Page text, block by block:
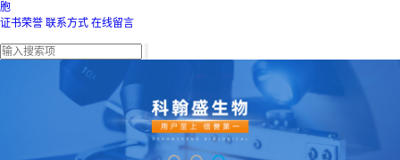
胞
证书荣誉 联系方式 在线留言